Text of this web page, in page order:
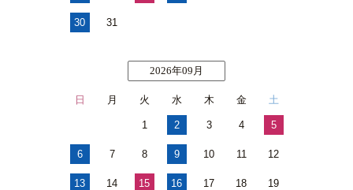
30 31
2026年09月
日 月 火 水 木 金 土
1 2 3 4 5
6 7 8 9 10 11 12
13 14 15 16 17 18 19